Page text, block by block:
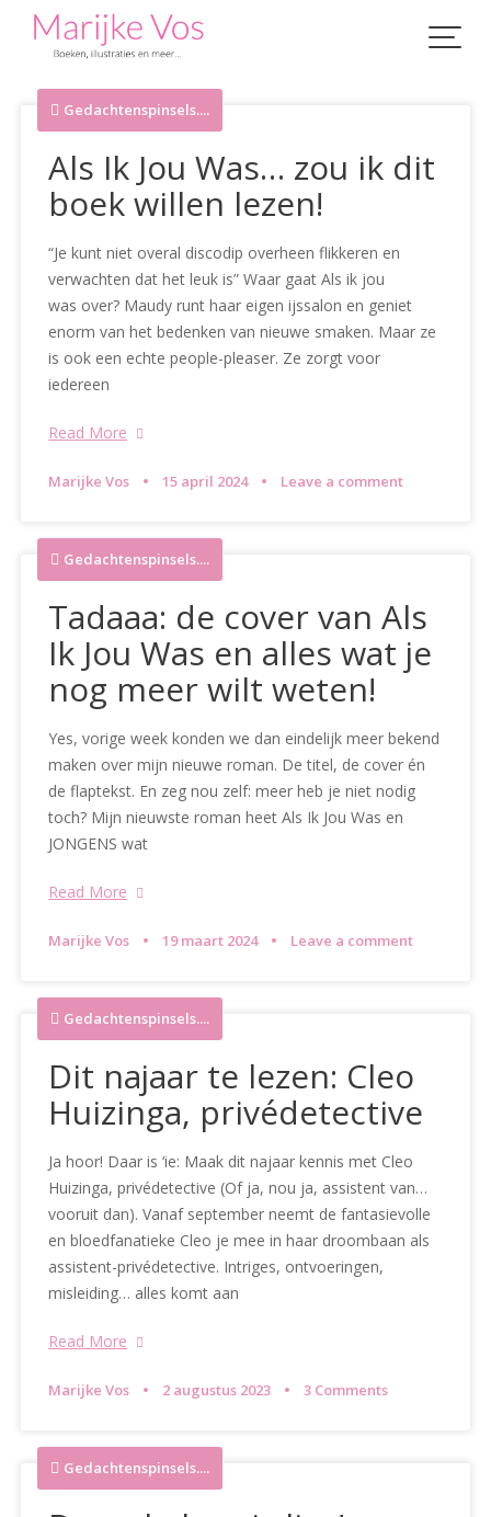
Gedachtenspinsels....
Als Ik Jou Was… zou ik dit
boek willen lezen!
“Je kunt niet overal discodip overheen flikkeren en
verwachten dat het leuk is” Waar gaat Als ik jou
was over? Maudy runt haar eigen ijssalon en geniet
enorm van het bedenken van nieuwe smaken. Maar ze
is ook een echte people-pleaser. Ze zorgt voor
iedereen
Read More
Marijke Vos 15 april 2024 Leave a comment
Gedachtenspinsels....
Tadaaa: de cover van Als
Ik Jou Was en alles wat je
nog meer wilt weten!
Yes, vorige week konden we dan eindelijk meer bekend
maken over mijn nieuwe roman. De titel, de cover én
de flaptekst. En zeg nou zelf: meer heb je niet nodig
toch? Mijn nieuwste roman heet Als Ik Jou Was en
JONGENS wat
Read More
Marijke Vos 19 maart 2024 Leave a comment
Gedachtenspinsels....
Dit najaar te lezen: Cleo
Huizinga, privédetective
Ja hoor! Daar is ‘ie: Maak dit najaar kennis met Cleo
Huizinga, privédetective (Of ja, nou ja, assistent van…
vooruit dan). Vanaf september neemt de fantasievolle
en bloedfanatieke Cleo je mee in haar droombaan als
assistent-privédetective. Intriges, ontvoeringen,
misleiding… alles komt aan
Read More
Marijke Vos 2 augustus 2023 3 Comments
Gedachtenspinsels....